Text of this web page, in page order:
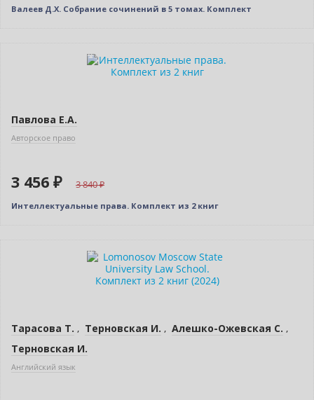
Валеев Д.Х. Собрание сочинений в 5 томах. Комплект
–10% (скидка 384 ₽)
Павлова Е.А.
Авторское право
3 456 ₽ 3 840
Интеллектуальные права. Комплект из 2 книг
–10% (скидка 314 ₽)
Тарасова Т. , Терновская И. , Алешко-Ожевская С. ,
Терновская И.
Английский язык